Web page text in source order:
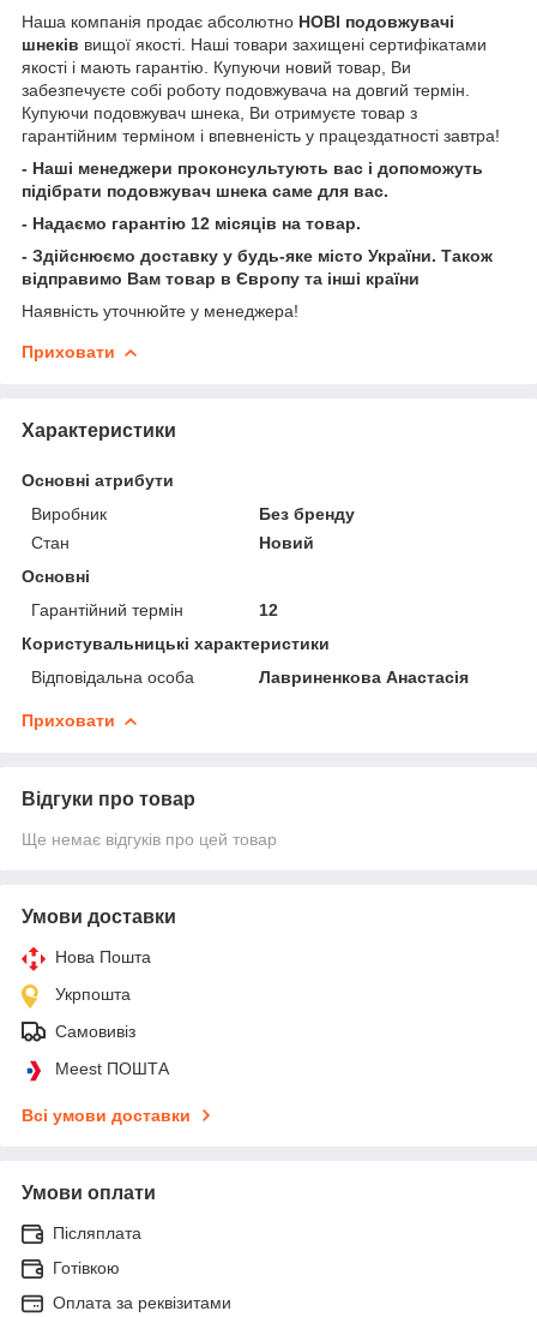
Наша компанія продає абсолютно НОВІ подовжувачі
шнеків вищої якості. Наші товари захищені сертифікатами
якості і мають гарантію. Купуючи новий товар, Ви
забезпечуєте собі роботу подовжувача на довгий термін.
Купуючи подовжувач шнека, Ви отримуєте товар з
гарантійним терміном і впевненість у працездатності завтра!
- Наші менеджери проконсультують вас і допоможуть
підібрати подовжувач шнека саме для вас.
- Надаємо гарантію 12 місяців на товар.
- Здійснюємо доставку у будь-яке місто України. Також
відправимо Вам товар в Європу та інші країни
Наявність уточнюйте у менеджера!
Приховати
Характеристики
Основні атрибути
Виробник
Без бренду
Стан
Новий
Основні
Гарантійний термін
12
Користувальницькі характеристики
Відповідальна особа
Лавриненкова Анастасія
Приховати
Відгуки про товар
Ще немає відгуків про цей товар
Умови доставки
Нова Пошта
Укрпошта
Самовивіз
Meest ПОШТА
Всі умови доставки
Умови оплати
Післяплата
Готівкою
Оплата за реквізитами